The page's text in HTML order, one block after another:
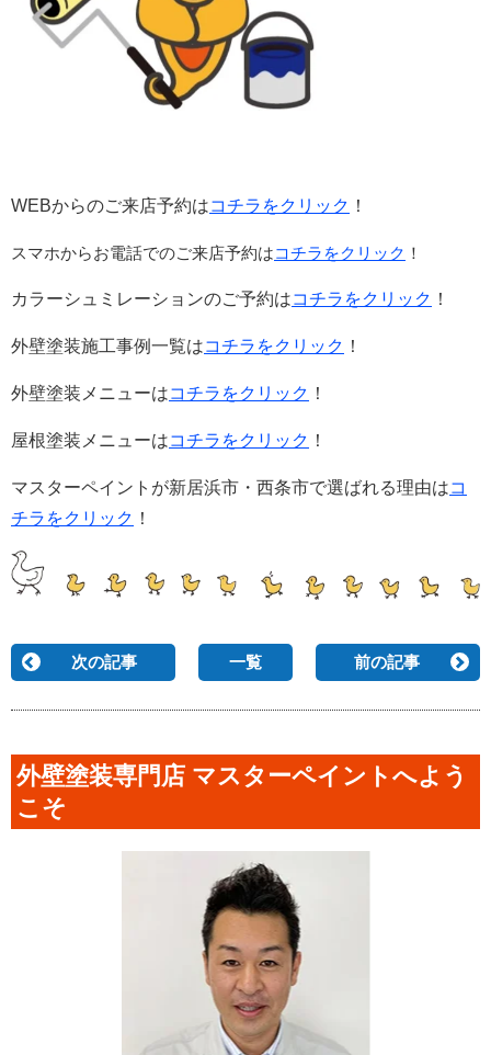
WEBからのご来店予約はコチラをクリック ！
スマホからお電話でのご来店予約はコチラをクリック ！
カラーシュミレーションのご予約はコチラをクリック ！
外壁塗装施工事例一覧はコチラをクリック ！
外壁塗装メニューはコチラをクリック ！
屋根塗装メニューはコチラをクリック ！
マスターペイントが新居浜市・西条市で選ばれる理由はコ
チラをクリック ！
次の記事 一覧 前の記事
外壁塗装専門店 マスターペイントへよう
こそ